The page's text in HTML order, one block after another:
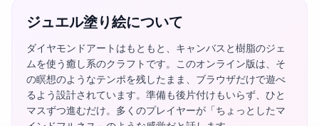
ジュエル塗り絵について
ダイヤモンドアートはもともと、キャンバスと樹脂のジェ
ムを使う癒し系のクラフトです。このオンライン版は、そ
の瞑想のようなテンポを残したまま、ブラウザだけで遊べ
るよう設計されています。準備も後片付けもいらず、ひと
マスずつ進むだけ。多くのプレイヤーが「ちょっとしたマ